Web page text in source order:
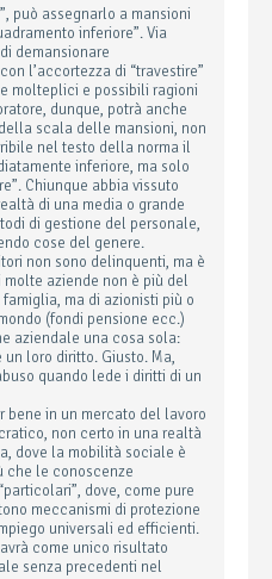
può assegnarlo a mansioni
inferiore”. Via
demansionare
l’accortezza di “travestire”
molteplici e possibili ragioni
dunque, potrà anche
scala delle mansioni, non
nel testo della norma il
inferiore, ma solo
Chiunque abbia vissuto
di una media o grande
di gestione del personale,
cose del genere.
non sono delinquenti, ma è
aziende non è più del
ma di azionisti più o
(fondi pensione ecc.)
aziendale una cosa sola:
loro diritto. Giusto. Ma,
quando lede i diritti di un
bene in un mercato del lavoro
non certo in una realtà
dove la mobilità sociale è
che le conoscenze
dove, come pure
meccanismi di protezione
universali ed efficienti.
come unico risultato
senza precedenti nel